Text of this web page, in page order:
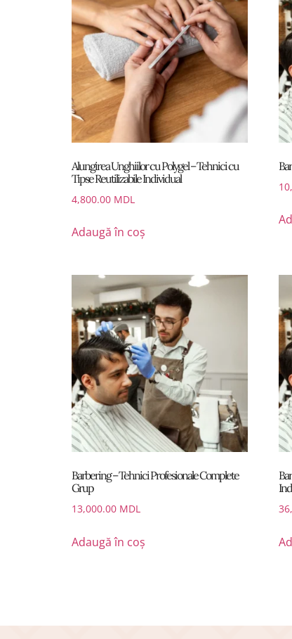
Alungirea Unghiilor cu Polygel – Tehnici cu
Tipse Reutilizabile Individual
4,800.00 MDL
Adaugă în coș
Barbering – Tehnici Profesionale Complete
Grup
13,000.00 MDL
Adaugă în coș